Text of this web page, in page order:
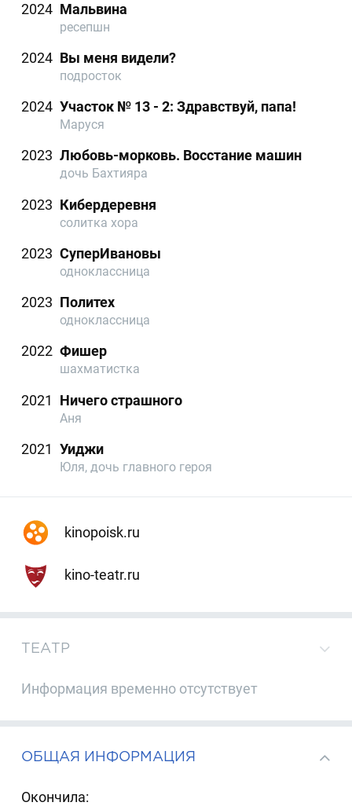
2024 Мальвина
ресепшн
2024 Вы меня видели?
подросток
2024 Участок № 13 - 2: Здравствуй, папа!
Маруся
2023 Любовь-морковь. Восстание машин
дочь Бахтияра
2023 Кибердеревня
солитка хора
2023 СуперИвановы
одноклассница
2023 Политех
одноклассница
2022 Фишер
шахматистка
2021 Ничего страшного
Аня
2021 Уиджи
Юля, дочь главного героя
kinopoisk.ru
kino-teatr.ru
ТЕАТР
Информация временно отсутствует
ОБЩАЯ ИНФОРМАЦИЯ
Окончила: